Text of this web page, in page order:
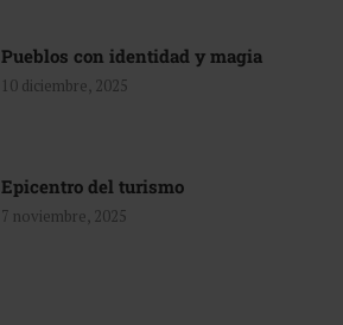
Pueblos con identidad y magia
10 diciembre, 2025
Epicentro del turismo
7 noviembre, 2025